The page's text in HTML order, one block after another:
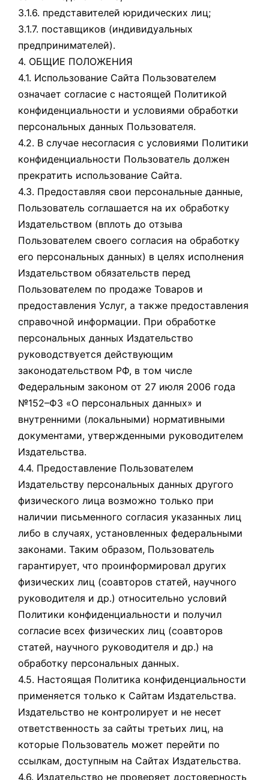
3.1.6. представителей юридических лиц;
3.1.7. поставщиков (индивидуальных
предпринимателей).
4. ОБЩИЕ ПОЛОЖЕНИЯ
4.1. Использование Сайта Пользователем
означает согласие с настоящей Политикой
конфиденциальности и условиями обработки
персональных данных Пользователя.
4.2. В случае несогласия с условиями Политики
конфиденциальности Пользователь должен
прекратить использование Сайта.
4.3. Предоставляя свои персональные данные,
Пользователь соглашается на их обработку
Издательством (вплоть до отзыва
Пользователем своего согласия на обработку
его персональных данных) в целях исполнения
Издательством обязательств перед
Пользователем по продаже Товаров и
предоставления Услуг, а также предоставления
справочной информации. При обработке
персональных данных Издательство
руководствуется действующим
законодательством РФ, в том числе
Федеральным законом от 27 июля 2006 года
№152–ФЗ «О персональных данных» и
внутренними (локальными) нормативными
документами, утвержденными руководителем
Издательства.
4.4. Предоставление Пользователем
Издательству персональных данных другого
физического лица возможно только при
наличии письменного согласия указанных лиц
либо в случаях, установленных федеральными
законами. Таким образом, Пользователь
гарантирует, что проинформировал других
физических лиц (соавторов статей, научного
руководителя и др.) относительно условий
Политики конфиденциальности и получил
согласие всех физических лиц (соавторов
статей, научного руководителя и др.) на
обработку персональных данных.
4.5. Настоящая Политика конфиденциальности
применяется только к Сайтам Издательства.
Издательство не контролирует и не несет
ответственность за сайты третьих лиц, на
которые Пользователь может перейти по
ссылкам, доступным на Сайтах Издательства.
4.6. Издательство не проверяет достоверность